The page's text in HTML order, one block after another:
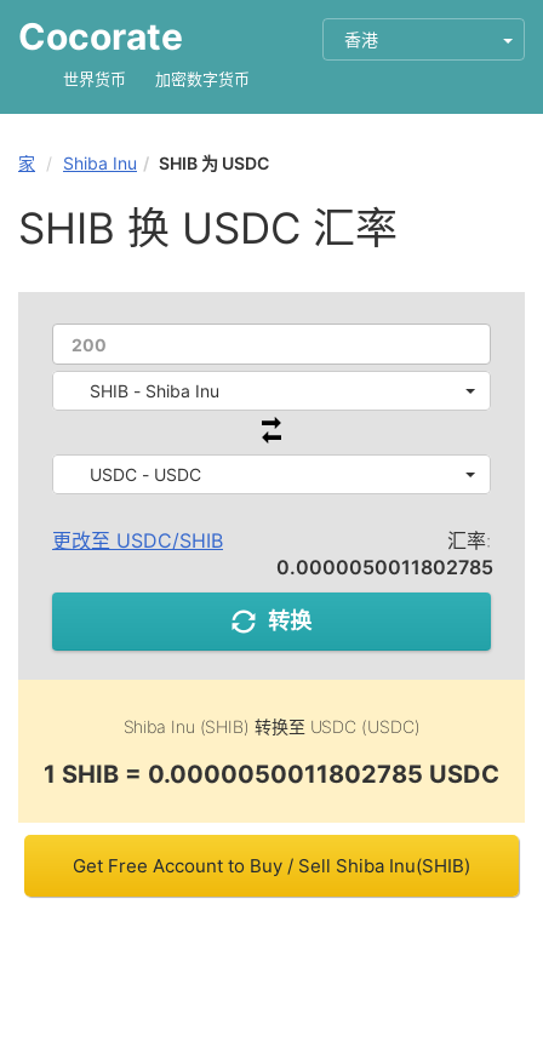
Cocorate 香港
世界货币 加密数字货币
家 Shiba Inu SHIB 为 USDC
SHIB 换 USDC 汇率
SHIB - Shiba Inu
USDC - USDC
更改至 USDC/SHIB
汇率:
0.0000050011802785
转换
Shiba Inu (SHIB) 转换至 USDC (USDC)
1 SHIB = 0.0000050011802785 USDC
Get Free Account to Buy / Sell Shiba Inu(SHIB)